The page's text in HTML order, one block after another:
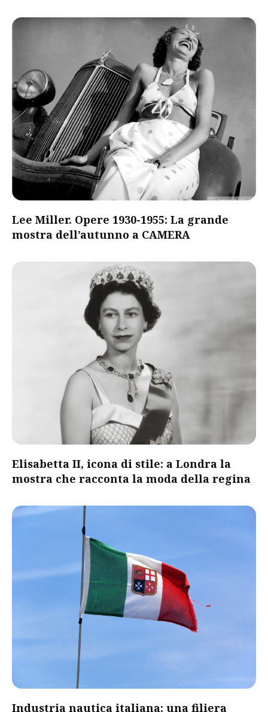
Lee Miller. Opere 1930-1955: La grande
mostra dell’autunno a CAMERA
Elisabetta II, icona di stile: a Londra la
mostra che racconta la moda della regina
​Industria nautica italiana: una filiera